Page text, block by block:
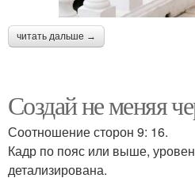
читать дальше →
Создай не меняя
Соотношение сторон 9: 16.
Кадр по пояс или выше,
детализирована.